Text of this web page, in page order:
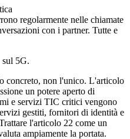
regolarmente nelle chiamate
con i partner. Tutte e
5G.
concreto, non l'unico. L'articolo
un potere aperto di
e servizi TIC critici vengono
gestiti, fornitori di identità e
l'articolo 22 come un
ampiamente la portata.